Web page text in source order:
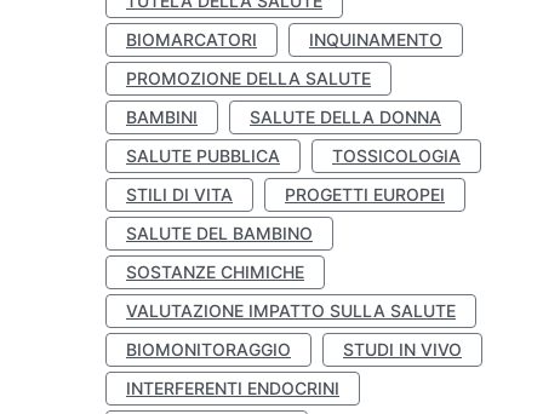
BIOMARCATORI
INQUINAMENTO
PROMOZIONE DELLA SALUTE
BAMBINI
SALUTE DELLA DONNA
SALUTE PUBBLICA
TOSSICOLOGIA
STILI DI VITA
PROGETTI EUROPEI
SALUTE DEL BAMBINO
SOSTANZE CHIMICHE
VALUTAZIONE IMPATTO SULLA SALUTE
BIOMONITORAGGIO
STUDI IN VIVO
INTERFERENTI ENDOCRINI